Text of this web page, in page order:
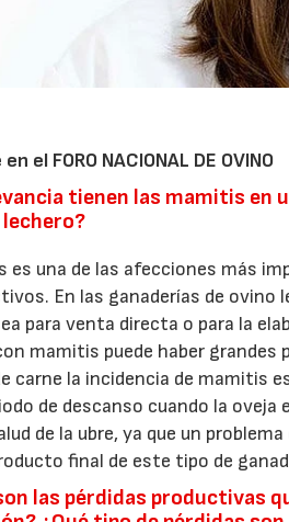
el FORO NACIONAL DE OVINO
tienen las mamitis en
es una de las afecciones más
En las ganaderías de
para venta directa o para la
mamitis puede haber grandes
carne la incidencia de mamitis
de descanso cuando la
de la ubre, ya que un
final de este tipo de
las pérdidas productivas